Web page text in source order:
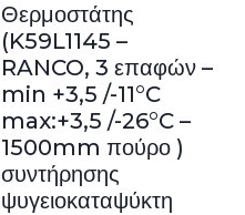
Θερμοστάτης
(K59L1145 –
RANCO, 3 επαφών –
min +3,5 /-11°C
max:+3,5 /-26°C –
1500mm πούρο )
συντήρησης
ψυγειοκαταψύκτη